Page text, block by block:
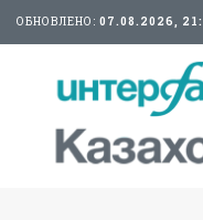
ОБНОВЛЕНО: 07.08.2026,